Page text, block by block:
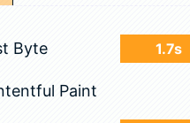
Byte 1.7s
Paint